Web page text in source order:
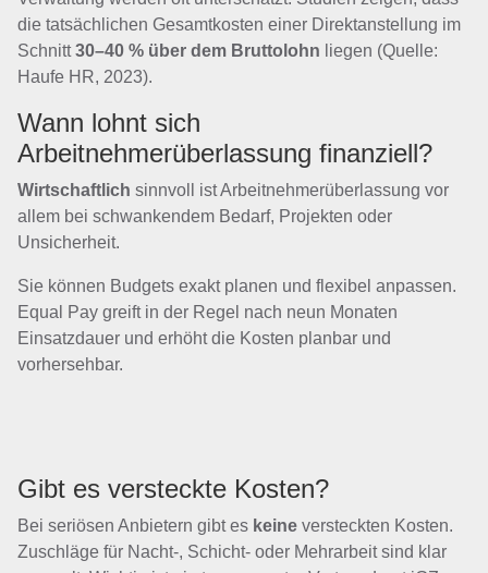
die tatsächlichen Gesamtkosten einer Direktanstellung im
Schnitt30–40 % über dem Bruttolohn liegen (Quelle:
Haufe HR, 2023).
Wann lohnt sich
Arbeitnehmerüberlassung finanziell?
Wirtschaftlich sinnvoll ist Arbeitnehmerüberlassung vor
allem bei schwankendem Bedarf, Projekten oder
Unsicherheit.
Sie können Budgets exakt planen und flexibel anpassen.
Equal Pay greift in der Regel nach neun Monaten
Einsatzdauer und erhöht die Kosten planbar und
vorhersehbar.
Gibt es versteckte Kosten?
Bei seriösen Anbietern gibt es keine versteckten Kosten.
Zuschläge für Nacht-, Schicht- oder Mehrarbeit sind klar